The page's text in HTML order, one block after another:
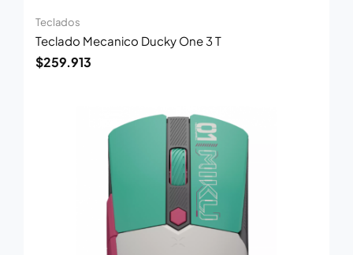
Teclados
Teclado Mecanico Ducky One 3 T
$259.913